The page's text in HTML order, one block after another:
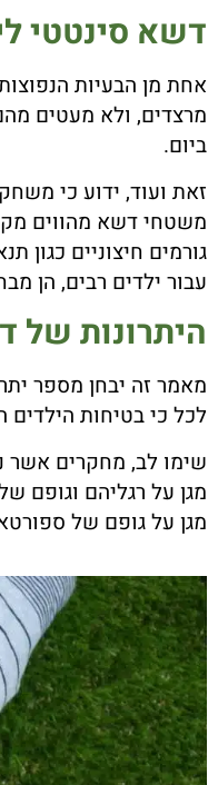
דשא סינטטי
אחת מן הבעיות
מרצדים, ולא מעטים
ביום.
זאת ועוד, ידוע כי
משטחי דשא מהווים
גורמים חיצוניים כגון
עבור ילדים רבים, הן
היתרונות של
מאמר זה יבחן מספר
לכל כי בטיחות
שימו לב, מחקרים אשר
מגן על רגליהם וגופם
מגן על גופם של